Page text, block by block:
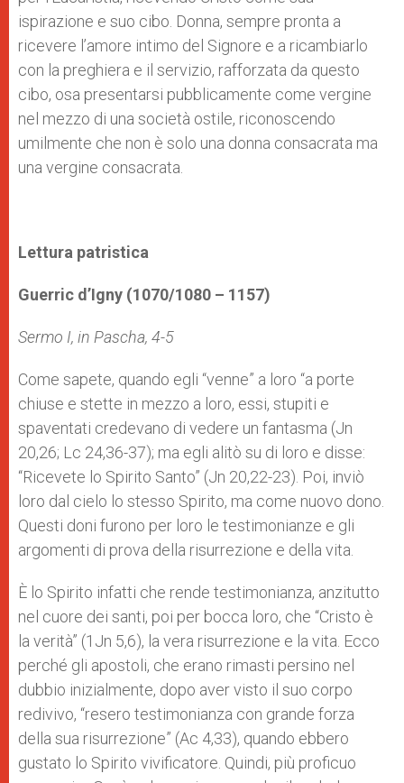
ispirazione e suo cibo. Donna, sempre pronta a
ricevere l’amore intimo del Signore e a ricambiarlo
con la preghiera e il servizio, rafforzata da questo
cibo, osa presentarsi pubblicamente come vergine
nel mezzo di una società ostile, riconoscendo
umilmente che non è solo una donna consacrata ma
una vergine consacrata.
Lettura patristica
Guerric d’Igny (1070/1080 – 1157)
Sermo I, in Pascha, 4-5
Come sapete, quando egli “venne” a loro “a porte
chiuse e stette in mezzo a loro, essi, stupiti e
spaventati credevano di vedere un fantasma (Jn
20,26; Lc 24,36-37); ma egli alitò su di loro e disse:
“Ricevete lo Spirito Santo” (Jn 20,22-23). Poi, inviò
loro dal cielo lo stesso Spirito, ma come nuovo dono.
Questi doni furono per loro le testimonianze e gli
argomenti di prova della risurrezione e della vita.
È lo Spirito infatti che rende testimonianza, anzitutto
nel cuore dei santi, poi per bocca loro, che “Cristo è
la verità” (1Jn 5,6), la vera risurrezione e la vita. Ecco
perché gli apostoli, che erano rimasti persino nel
dubbio inizialmente, dopo aver visto il suo corpo
redivivo, “resero testimonianza con grande forza
della sua risurrezione” (Ac 4,33), quando ebbero
gustato lo Spirito vivificatore. Quindi, più proficuo